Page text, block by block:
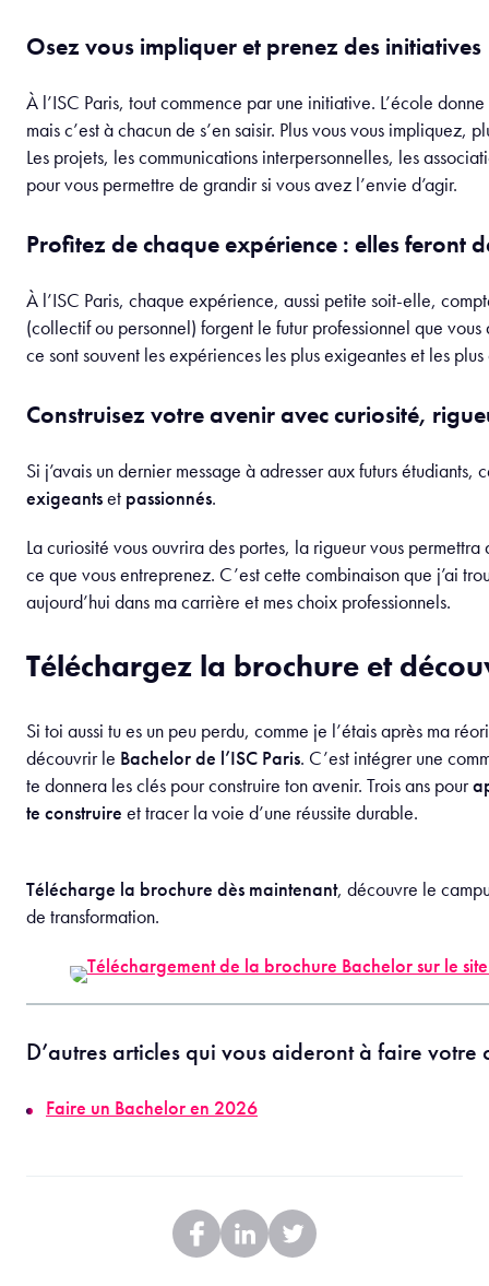
Osez vous impliquer et prenez des initiatives
À l’ISC Paris, tout commence par une initiative. L’école
mais c’est à chacun de s’en saisir. Plus vous vous impliquez,
Les projets, les communications interpersonnelles, les
pour vous permettre de grandir si vous avez l’envie d’agir.
Profitez de chaque expérience : elles feront
À l’ISC Paris, chaque expérience, aussi petite soit-elle,
(collectif ou personnel) forgent le futur professionnel que
ce sont souvent les expériences les plus exigeantes et les
Construisez votre avenir avec curiosité,
Si j’avais un dernier message à adresser aux futurs
exigeantset passionnés.
La curiosité vous ouvrira des portes, la rigueur vous
ce que vous entreprenez. C’est cette combinaison que j’ai
aujourd’hui dans ma carrière et mes choix professionnels.
Téléchargez la brochure et
Si toi aussi tu es un peu perdu, comme je l’étais après ma
découvrir le Bachelor de l’ISC Paris. C’est intégrer une
te donnera les clés pour construire ton avenir. Trois ans pour
te construire et tracer la voie d’une réussite durable.
Télécharge la brochure dès maintenant, découvre le
de transformation.
D’autres articles qui vous aideront à faire
Faire un Bachelor en 2026